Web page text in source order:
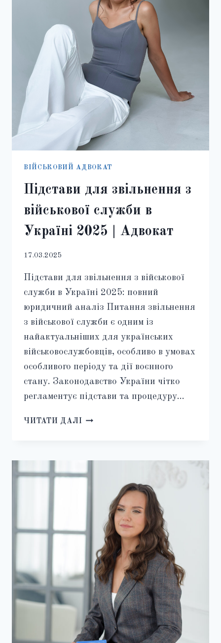
ЮРИДИЧНИЙ
ГІД
ВІЙСЬКОВИЙ АДВОКАТ
Підстави для звільнення з
військової служби в
Україні 2025 | Адвокат
17.03.2025
Підстави для звільнення з військової
служби в Україні 2025: повний
юридичний аналіз Питання звільнення
з військової служби є одним із
найактуальніших для українських
військовослужбовців, особливо в умовах
особливого періоду та дії воєнного
стану. Законодавство України чітко
регламентує підстави та процедуру…
ЧИТАТИ ДАЛІПІДСТАВИ
СЛУЖБИ
УКРАЇНІ
АДВОКАТ